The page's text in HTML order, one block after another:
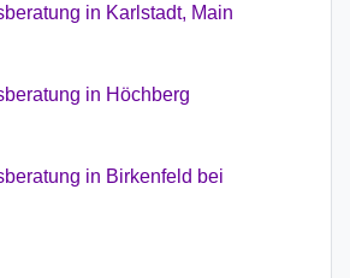
in Karlstadt, Main
in Höchberg
in Birkenfeld bei